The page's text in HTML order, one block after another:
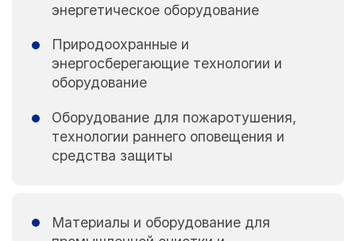
энергетическое оборудование
Природоохранные и
энергосберегающие технологии и
оборудование
Оборудование для пожаротушения,
технологии раннего оповещения и
средства защиты
Материалы и оборудование для